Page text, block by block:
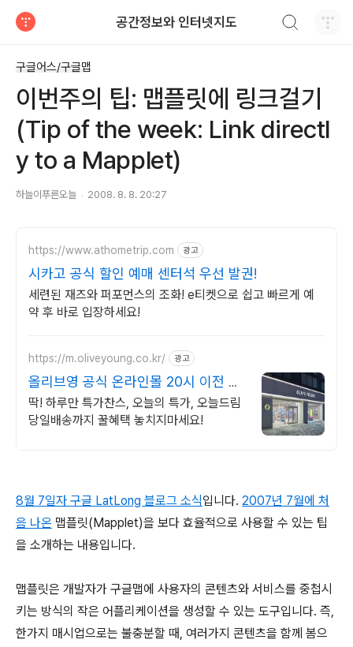
공간정보와 인터넷지도
구글어스/구글맵
이번주의 팁: 맵플릿에 링크걸기
(Tip of the week: Link directl
y to a Mapplet)
하늘이푸른오늘 2008. 8. 8. 20:27
https://www.athometrip.com 광고
시카고 공식 할인 예매 센터석 우선 발권!
세련된 재즈와 퍼포먼스의 조화! e티켓으로 쉽고 빠르게 예
약 후 바로 입장하세요!
https://m.oliveyoung.co.kr/ 광고
올리브영 공식 온라인몰 20시 이전 주
문은 오늘드림
딱! 하루만 특가찬스, 오늘의 특가, 오늘드림
당일배송까지 꿀혜택 놓치지마세요!
8월 7일자 구글 LatLong 블로그 소식입니다. 2007년 7월에 처
음 나온 맵플릿(Mapplet)을 보다 효율적으로 사용할 수 있는 팁
을 소개하는 내용입니다.
맵플릿은 개발자가 구글맵에 사용자의 콘텐츠와 서비스를 중첩시
키는 방식의 작은 어플리케이션을 생성할 수 있는 도구입니다. 즉,
한가지 매시업으로는 불충분할 때, 여러가지 콘텐츠을 함께 봄으